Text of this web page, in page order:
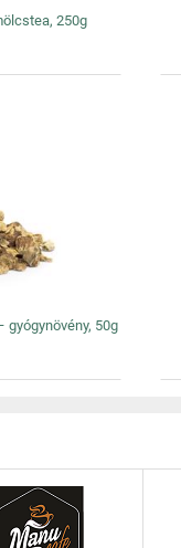
250g
gyógynövény, 50g